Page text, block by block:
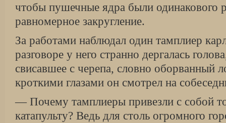
чтобы пушечные ядра были одинакового
равномерное закругление.
За работами наблюдал один тамплиер
разговоре у него странно дергалась
свисавшее с черепа, словно оборванный
кроткими глазами он смотрел на
— Почему тамплиеры привезли с собой
катапульту? Ведь для столь огромного